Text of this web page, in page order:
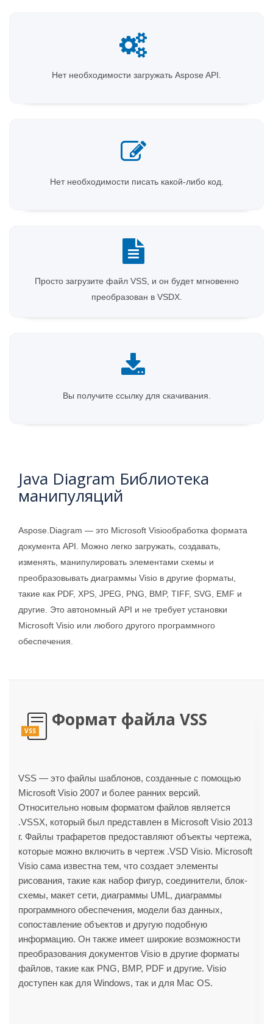
Нет необходимости загружать Aspose API.
Нет необходимости писать какой-либо код.
Просто загрузите файл VSS, и он будет мгновенно
преобразован в VSDX.
Вы получите ссылку для скачивания.
Java Diagram Библиотека
манипуляций
Aspose.Diagram — это Microsoft Visioобработка формата
документа API. Можно легко загружать, создавать,
изменять, манипулировать элементами схемы и
преобразовывать диаграммы Visio в другие форматы,
такие как PDF, XPS, JPEG, PNG, BMP, TIFF, SVG, EMF и
другие. Это автономный API и не требует установки
Microsoft Visio или любого другого программного
обеспечения.
VSS
Формат файла VSS
VSS — это файлы шаблонов, созданные с помощью
Microsoft Visio 2007 и более ранних версий.
Относительно новым форматом файлов является
.VSSX, который был представлен в Microsoft Visio 2013
г. Файлы трафаретов предоставляют объекты чертежа,
которые можно включить в чертеж .VSD Visio. Microsoft
Visio сама известна тем, что создает элементы
рисования, такие как набор фигур, соединители, блок-
схемы, макет сети, диаграммы UML, диаграммы
программного обеспечения, модели баз данных,
сопоставление объектов и другую подобную
информацию. Он также имеет широкие возможности
преобразования документов Visio в другие форматы
файлов, такие как PNG, BMP, PDF и другие. Visio
доступен как для Windows, так и для Mac OS.